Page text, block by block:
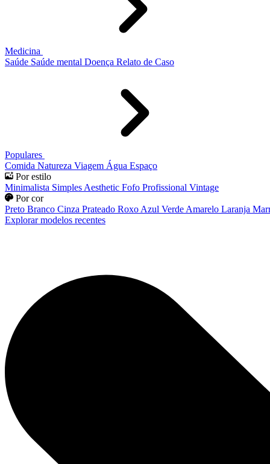
Medicina
Saúde Saúde mental Doença Relato de Caso
Populares
Comida Natureza Viagem Água Espaço
Por estilo
Minimalista Simples Aesthetic Fofo Profissional Vintage
Por cor
Preto Branco Cinza Prateado Roxo Azul Verde Amarelo Laranja
Explorar modelos recentes